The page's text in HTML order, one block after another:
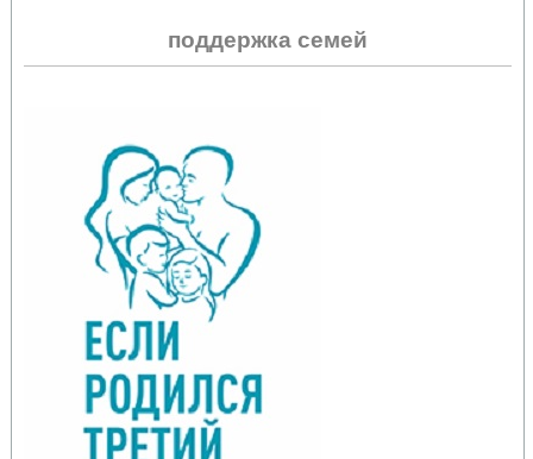
поддержка семей